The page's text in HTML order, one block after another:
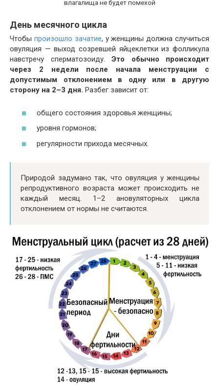
влагалища не будет помехой
День месячного цикла
Чтобы произошло зачатие, у женщины должна случиться
овуляция — выход созревшей яйцеклетки из фолликула
навстречу сперматозоиду. Это обычно происходит
через 2 недели после начала менструации с
допустимым отклонением в одну или в другую
сторону на 2–3 дня. Разбег зависит от:
общего состояния здоровья женщины;
уровня гормонов;
регулярности прихода месячных.
Природой задумано так, что овуляция у женщины
репродуктивного возраста может происходить не
каждый месяц. 1–2 ановуляторных цикла
отклонением от нормы не считаются.